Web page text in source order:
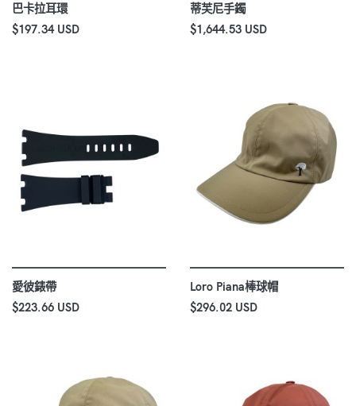
巴卡拉耳環
$197.34 USD
蒂芙尼手鐲
$1,644.53 USD
愛彼錶帶
$223.66 USD
Loro Piana棒球帽
$296.02 USD